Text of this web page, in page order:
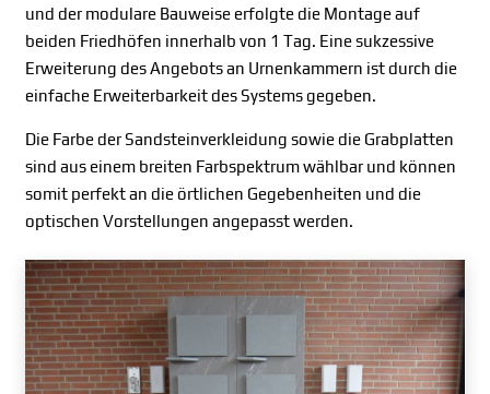
und der modulare Bauweise erfolgte die Montage auf
beiden Friedhöfen innerhalb von 1 Tag. Eine sukzessive
Erweiterung des Angebots an Urnenkammern ist durch die
einfache Erweiterbarkeit des Systems gegeben.
Die Farbe der Sandsteinverkleidung sowie die Grabplatten
sind aus einem breiten Farbspektrum wählbar und können
somit perfekt an die örtlichen Gegebenheiten und die
optischen Vorstellungen angepasst werden.